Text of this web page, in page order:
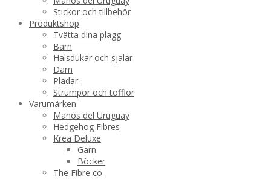
Stickor och tillbehör
Produktshop
Tvätta dina plagg
Barn
Halsdukar och sjalar
Dam
Plädar
Strumpor och tofflor
Varumärken
Manos del Uruguay
Hedgehog Fibres
Krea Deluxe
Garn
Böcker
The Fibre co